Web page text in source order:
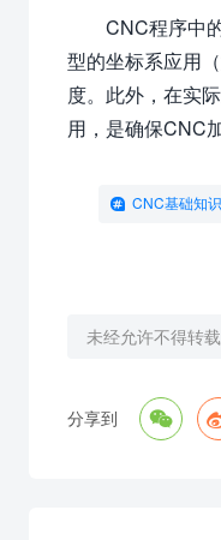
CNC程序中
型的坐标系应用
度。此外，在实
用，是确保CNC
CNC基础知识
未经允许不得转载
分享到 